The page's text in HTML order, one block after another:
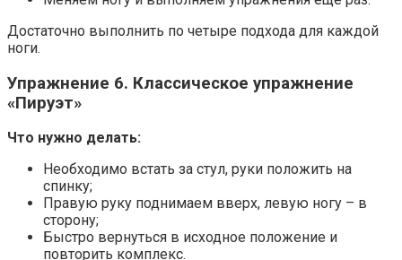
Достаточно выполнить по четыре подхода для каждой
ноги.
Упражнение 6. Классическое упражнение
«Пируэт»
Что нужно делать:
Необходимо встать за стул, руки положить на
спинку;
Правую руку поднимаем вверх, левую ногу – в
сторону;
Быстро вернуться в исходное положение и
повторить комплекс.